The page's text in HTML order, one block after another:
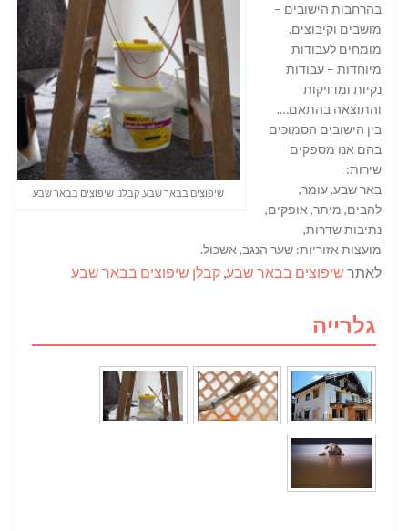
שיפוצים בבאר שבע, קבלני שיפוצים בבאר שבע
בהרחבות הישובים –
מושבים וקיבוצים.
מומחים לעבודות
מיוחדות – עבודות
נקיות ומדויקות
והתוצאה בהתאם….
בין הישובים הסמוכים
בהם אנו מספקים
שירות:
באר שבע, עומר,
להבים, מיתר, אופקים,
נתיבות שדרות,
מועצות אזוריות: שער הנגב, אשכול.
לאתר שיפוצים בבאר שבע,קבלן שיפוצים בבאר שבע
גלרייה